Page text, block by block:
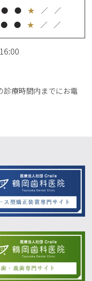
● ● ★ ／ ／
● ● ★ ／ ／
診療時間内までにお電